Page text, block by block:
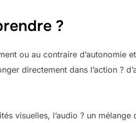
?
ou au contraire d’autonomie
directement dans l’action ?
visuelles, l’audio ? un mélange